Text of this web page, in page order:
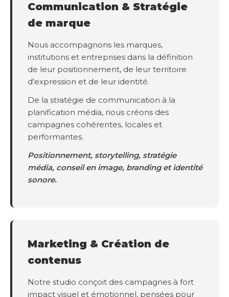
Communication & Stratégie
de marque
Nous accompagnons les marques,
institutions et entreprises dans la définition
de leur positionnement, de leur territoire
d'expression et de leur identité.
De la stratégie de communication à la
planification média, nous créons des
campagnes cohérentes, locales et
performantes.
Positionnement, storytelling, stratégie
média, conseil en image, branding et identité
sonore.
Marketing & Création de
contenus
Notre studio conçoit des campagnes à fort
impact visuel et émotionnel, pensées pour